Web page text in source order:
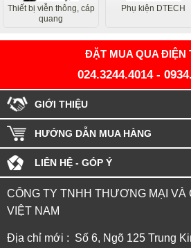
Thiết bị viễn thông, cáp
quang
Phụ kiện DTECH
ĐẶT MUA QUA ĐIỆN
024.3244.4014-
GIỚI THIỆU
HƯỚNG DẪN MUA HÀNG
LIÊN HỆ - GÓP Ý
CÔNG TY TNHH THƯƠNG MẠI VÀ
VIỆT NAM
Địa chỉ mới : Số 6, Ngõ 125 Trung